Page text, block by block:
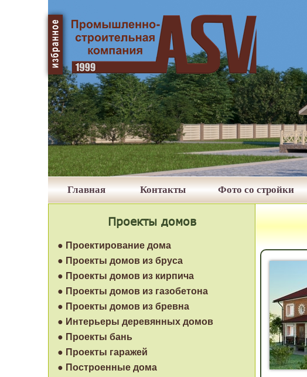
Главная Фото со стройки
Контакты
Проекты домов
● Проектирование дома
● Проекты домов из бруса
● Проекты домов из кирпича
● Проекты домов из газобетона
● Проекты домов из бревна
● Интерьеры деревянных домов
● Проекты бань
● Проекты гаражей
● Построенные дома